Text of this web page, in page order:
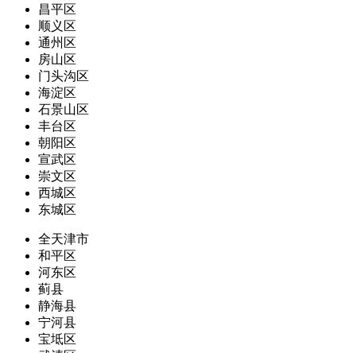
昌平区
顺义区
通州区
房山区
门头沟区
海淀区
石景山区
丰台区
朝阳区
宣武区
崇文区
西城区
东城区
全天津市
和平区
河东区
蓟县
静海县
宁河县
宝坻区